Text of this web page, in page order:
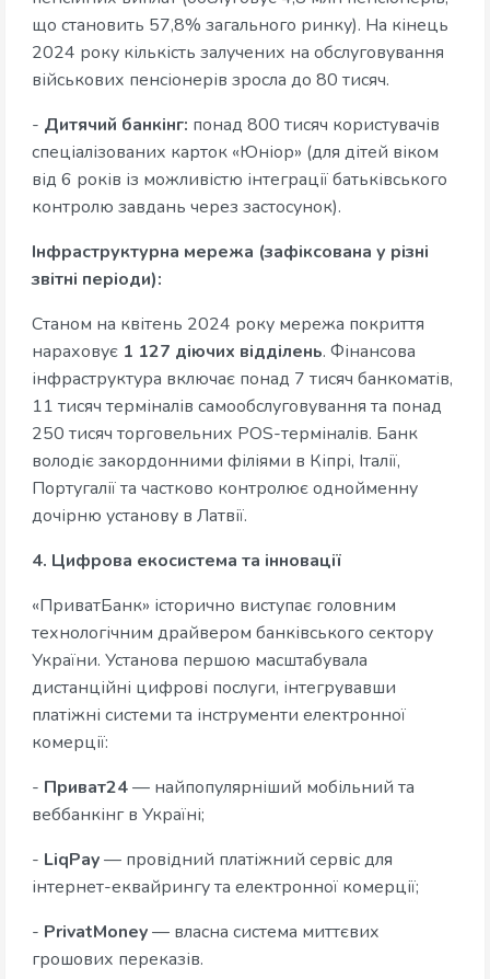
що становить 57,8% загального ринку). На кінець
2024 року кількість залучених на обслуговування
військових пенсіонерів зросла до 80 тисяч.
- Дитячий банкінг: понад 800 тисяч користувачів
спеціалізованих карток «Юніор» (для дітей віком
від 6 років із можливістю інтеграції батьківського
контролю завдань через застосунок).
Інфраструктурна мережа (зафіксована у різні
звітні періоди):
Станом на квітень 2024 року мережа покриття
нараховує 1 127 діючих відділень. Фінансова
інфраструктура включає понад 7 тисяч банкоматів,
11 тисяч терміналів самообслуговування та понад
250 тисяч торговельних POS-терміналів. Банк
володіє закордонними філіями в Кіпрі, Італії,
Португалії та частково контролює однойменну
дочірню установу в Латвії.
4. Цифрова екосистема та інновації
«ПриватБанк» історично виступає головним
технологічним драйвером банківського сектору
України. Установа першою масштабувала
дистанційні цифрові послуги, інтегрувавши
платіжні системи та інструменти електронної
комерції:
- Приват24— найпопулярніший мобільний та
веббанкінг в Україні;
- LiqPay— провідний платіжний сервіс для
інтернет-еквайрингу та електронної комерції;
- PrivatMoney— власна система миттєвих
грошових переказів.